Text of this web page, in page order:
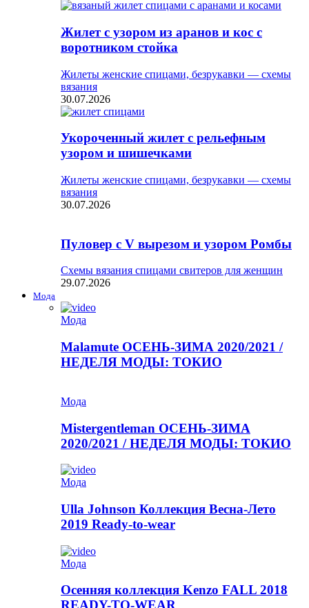
Жилет с узором из аранов и кос с
воротником стойка
Жилеты женские спицами, безрукавки — схемы
вязания
30.07.2026
Укороченный жилет с рельефным
узором и шишечками
Жилеты женские спицами, безрукавки — схемы
вязания
30.07.2026
Пуловер с V вырезом и узором Ромбы
Схемы вязания спицами свитеров для женщин
29.07.2026
Мода
Мода
Malamute ОСЕНЬ-ЗИМА 2020/2021 /
НЕДЕЛЯ МОДЫ: ТОКИО
Мода
Mistergentleman ОСЕНЬ-ЗИМА
2020/2021 / НЕДЕЛЯ МОДЫ: ТОКИО
Мода
Ulla Johnson Коллекция Весна-Лето
2019 Ready-to-wear
Мода
Осенняя коллекция Kenzo FALL 2018